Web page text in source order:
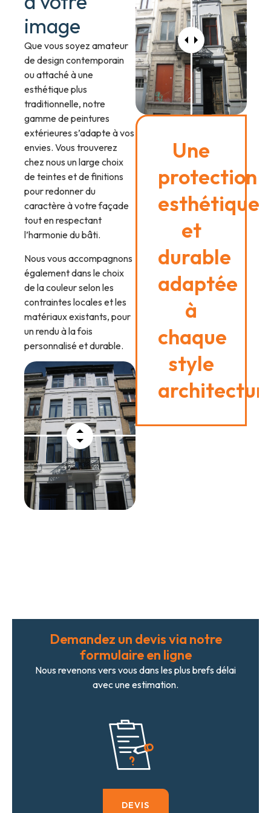
image
Que vous soyez amateur
de design contemporain
ou attaché à une
esthétique plus
traditionnelle, notre
gamme de peintures
extérieures s’adapte à vos
envies. Vous trouverez
chez nous un large choix
de teintes et de finitions
pour redonner du
caractère à votre façade
tout en respectant
l’harmonie du bâti.
Nous vous accompagnons
également dans le choix
de la couleur selon les
contraintes locales et les
matériaux existants, pour
un rendu à la fois
personnalisé et durable.
Une
protection
esthétique
et
durable
adaptée
à
chaque
style
Demandez un devis via notre
formulaire en ligne
Nous revenons vers vous dans les plus brefs délai
avec une estimation.
DEVIS